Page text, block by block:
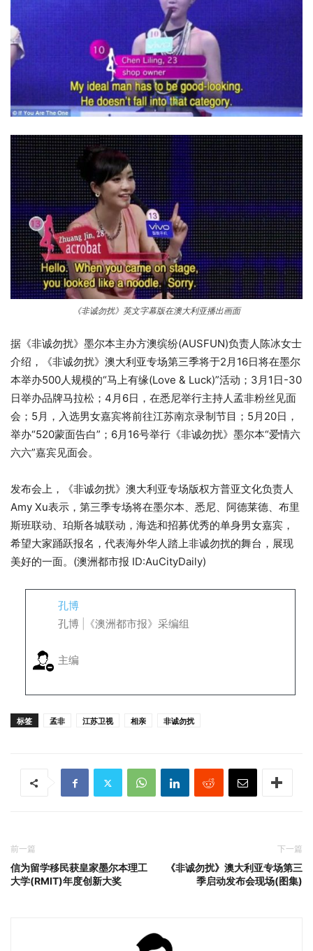
《非诚勿扰》英文字幕版在澳大利亚播出画面
据《非诚勿扰》墨尔本主办方澳缤纷(AUSFUN)负责人陈冰女士
介绍，《非诚勿扰》澳大利亚专场第三季将于2月16日将在墨尔
本举办500人规模的“马上有缘(Love & Luck)”活动；3月1日-30
日举办品牌马拉松；4月6日，在悉尼举行主持人孟非粉丝见面
会；5月，入选男女嘉宾将前往江苏南京录制节目；5月20日，
举办“520蒙面告白”；6月16号举行《非诚勿扰》墨尔本“爱情六
六六”嘉宾见面会。
发布会上，《非诚勿扰》澳大利亚专场版权方普亚文化负责人
Amy Xu表示，第三季专场将在墨尔本、悉尼、阿德莱德、布里
斯班联动、珀斯各城联动，海选和招募优秀的单身男女嘉宾，
希望大家踊跃报名，代表海外华人踏上非诚勿扰的舞台，展现
美好的一面。(澳洲都市报 ID:AuCityDaily)
孔博
孔博 |《澳洲都市报》采编组
主编
标签 孟非 江苏卫视 相亲 非诚勿扰
前一篇
信为留学移民获皇家墨尔本理工
大学(RMIT)年度创新大奖
下一篇
《非诚勿扰》澳大利亚专场第三
季启动发布会现场(图集)